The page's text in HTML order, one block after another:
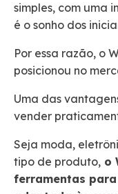
simples, com uma
é o sonho dos
Por essa razão, o
posicionou no
Uma das
vender
Seja moda,
tipo de produto, o
ferramentas